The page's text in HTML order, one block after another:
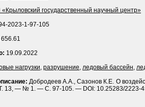
государственный научный центр»
2023-1-97-105
19.09.2022
нагрузки, разрушение, ледовый бассейн,
Добродеев А.А., Сазонов К.Е. О
13, — № 1. — С. 97-105. — DOI: 10.25283/2223-